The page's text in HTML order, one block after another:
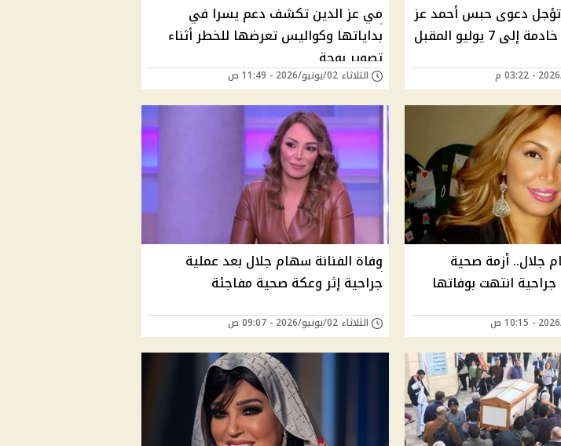
دعوى حبس أحمد عز
7 يوليو المقبل
مي عز الدين تكشف دعم يسرا في
بداياتها وكواليس تعرضها للخطر أثناء
تصوير بوحة
الثلاثاء 02/يونيو/2026 - 11:49 ص
جلال.. أزمة صحية
انتهت بوفاتها
وفاة الفنانة سهام جلال بعد عملية
جراحية إثر وعكة صحية مفاجئة
الثلاثاء 02/يونيو/2026 - 09:07 ص